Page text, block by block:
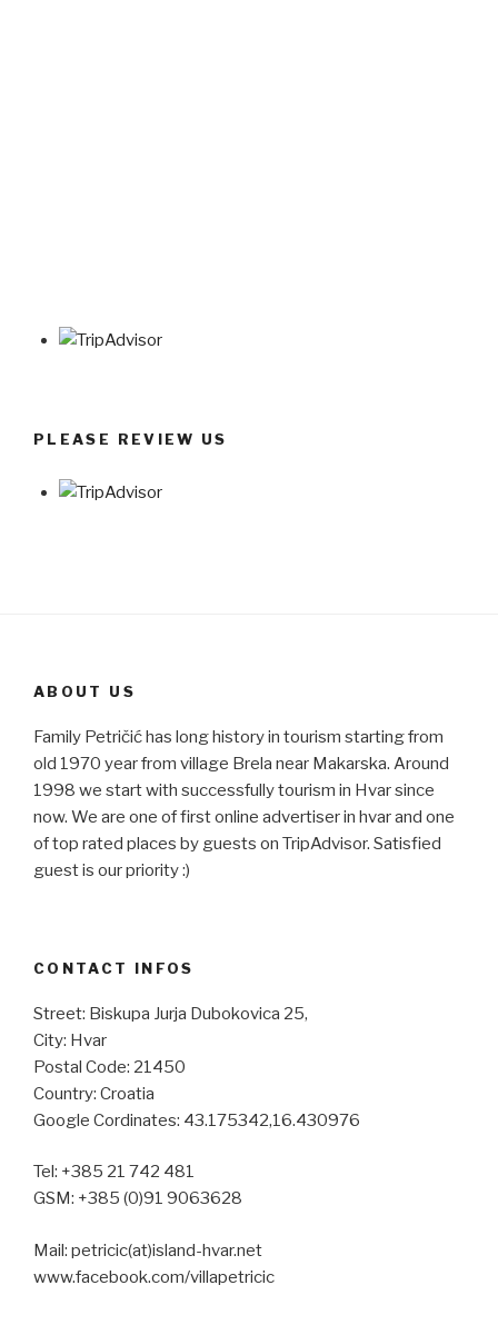
PLEASE REVIEW US
ABOUT US
Family Petričić has long history in tourism starting from
old 1970 year from village Brela near Makarska. Around
1998 we start with successfully tourism in Hvar since
now. We are one of first online advertiser in hvar and one
of top rated places by guests on TripAdvisor. Satisfied
guest is our priority :)
CONTACT INFOS
Street: Biskupa Jurja Dubokovica 25,
City: Hvar
Postal Code: 21450
Country: Croatia
Google Cordinates: 43.175342,16.430976
Tel: +385 21 742 481
GSM: +385 (0)91 9063628
Mail: petricic(at)island-hvar.net
www.facebook.com/villapetricic